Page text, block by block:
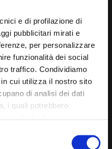
e di profilazione di
pubblicitari mirati e
per personalizzare
funzionalità dei social
traffico. Condividiamo
cui utilizza il nostro sito
di analisi dei dati
i quali potrebbero
comporta l’accettazione
(CO) 22100